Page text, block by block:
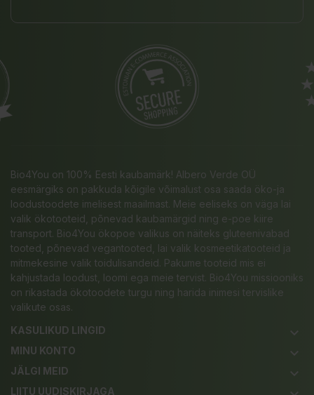
Bio4You on 100% Eesti kaubamärk! Albero Verde OÜ
eesmärgiks on pakkuda kõigile võimalust osa saada öko-ja
loodustoodete imelisest maailmast. Meie eeliseks on väga lai
valik ökotooteid, põnevad kaubamärgid ning e-poe kiire
transport. Bio4You ökopoe valikus on näiteks gluteenivabad
tooted, põnevad vegantooted, lai valik kosmeetikatooteid ja
mitmekesine valik toidulisandeid. Pakume tooteid mis ei
kahjustada loodust, loomi ega meie tervist. Bio4You missiooniks
on rikastada ökotoodete turgu ning harida inimesi tervislike
valikute osas.
KASULIKUD LINGID
keyboard_arrow_down
MINU KONTO keyboard_arrow_down
JÄLGI MEID keyboard_arrow_down
LIITU UUDISKIRJAGA